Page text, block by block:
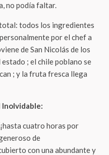
no podía faltar.
todos los ingredientes
por el chef a
de San Nicolás de los
estado ; el chile poblano se
; y la fruta fresca llega
Inolvidable:
cuatro horas por
de
con una abundante y